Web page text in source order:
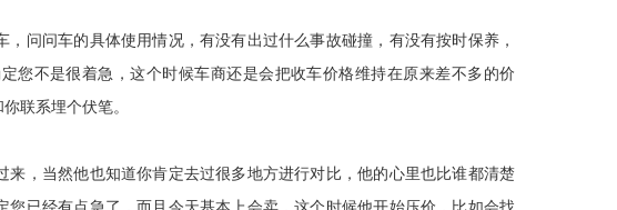
问问车的具体使用情况，有没有出过什么事故碰撞，有没有按时保养，
您不是很着急，这个时候车商还是会把收车价格维持在原来差不多的价
联系埋个伏笔。
，当然他也知道你肯定去过很多地方进行对比，他的心里也比谁都清楚